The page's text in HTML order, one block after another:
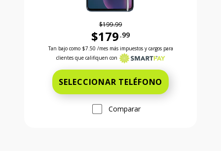
$199.99
$179 .99
Antes el precio era 199 dollars and 99 cents
Tan bajo como $7.50 /mes más impuestos y cargos para
clientes que califiquen con
SELECCIONAR TELÉFONO
Comparar